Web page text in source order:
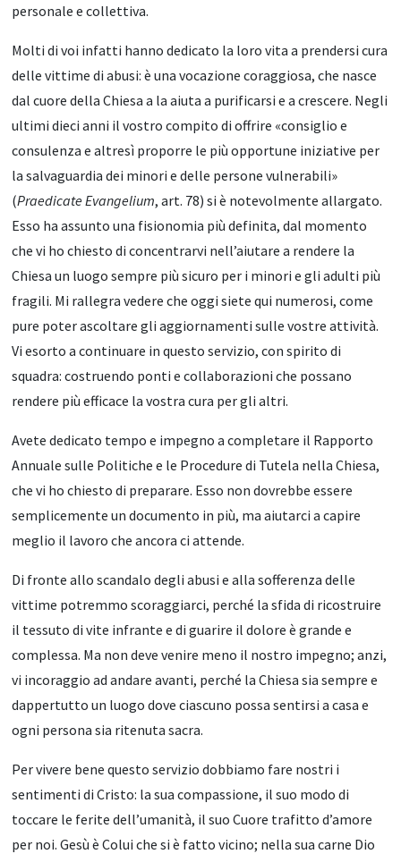
personale e collettiva.
Molti di voi infatti hanno dedicato la loro vita a prendersi cura
delle vittime di abusi: è una vocazione coraggiosa, che nasce
dal cuore della Chiesa a la aiuta a purificarsi e a crescere. Negli
ultimi dieci anni il vostro compito di offrire «consiglio e
consulenza e altresì proporre le più opportune iniziative per
la salvaguardia dei minori e delle persone vulnerabili»
(Praedicate Evangelium, art. 78) si è notevolmente allargato.
Esso ha assunto una fisionomia più definita, dal momento
che vi ho chiesto di concentrarvi nell’aiutare a rendere la
Chiesa un luogo sempre più sicuro per i minori e gli adulti più
fragili. Mi rallegra vedere che oggi siete qui numerosi, come
pure poter ascoltare gli aggiornamenti sulle vostre attività.
Vi esorto a continuare in questo servizio, con spirito di
squadra: costruendo ponti e collaborazioni che possano
rendere più efficace la vostra cura per gli altri.
Avete dedicato tempo e impegno a completare il Rapporto
Annuale sulle Politiche e le Procedure di Tutela nella Chiesa,
che vi ho chiesto di preparare. Esso non dovrebbe essere
semplicemente un documento in più, ma aiutarci a capire
meglio il lavoro che ancora ci attende.
Di fronte allo scandalo degli abusi e alla sofferenza delle
vittime potremmo scoraggiarci, perché la sfida di ricostruire
il tessuto di vite infrante e di guarire il dolore è grande e
complessa. Ma non deve venire meno il nostro impegno; anzi,
vi incoraggio ad andare avanti, perché la Chiesa sia sempre e
dappertutto un luogo dove ciascuno possa sentirsi a casa e
ogni persona sia ritenuta sacra.
Per vivere bene questo servizio dobbiamo fare nostri i
sentimenti di Cristo: la sua compassione, il suo modo di
toccare le ferite dell’umanità, il suo Cuore trafitto d’amore
per noi. Gesù è Colui che si è fatto vicino; nella sua carne Dio